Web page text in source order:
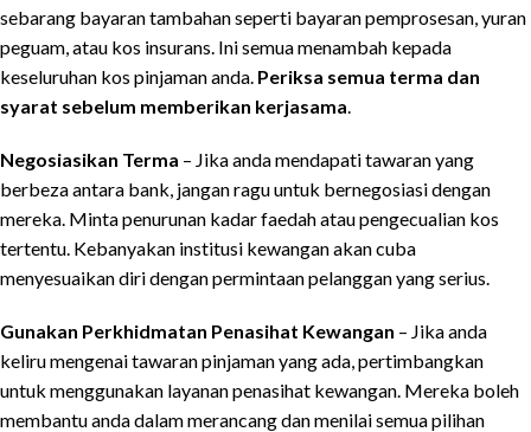
sebarang bayaran tambahan seperti bayaran pemprosesan, yuran
peguam, atau kos insurans. Ini semua menambah kepada
keseluruhan kos pinjaman anda. Periksa semua terma dan
syarat sebelum memberikan kerjasama
Negosiasikan Terma – Jika anda mendapati tawaran yang
berbeza antara bank, jangan ragu untuk bernegosiasi dengan
mereka. Minta penurunan kadar faedah atau pengecualian kos
tertentu. Kebanyakan institusi kewangan akan cuba
menyesuaikan diri dengan permintaan pelanggan yang serius.
Gunakan Perkhidmatan Penasihat Kewangan – Jika anda
keliru mengenai tawaran pinjaman yang ada, pertimbangkan
untuk menggunakan layanan penasihat kewangan. Mereka boleh
membantu anda dalam merancang dan menilai semua pilihan